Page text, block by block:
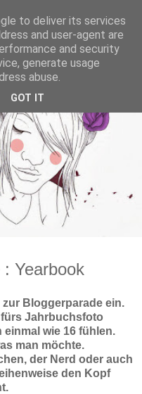
Yearbook
Bloggerparade ein.
Jahrbuchsfoto
wie 16 fühlen.
man möchte.
der Nerd oder auch
den Kopf
to deliver its services
and user-agent are
and security
generate usage
abuse.
GOT IT